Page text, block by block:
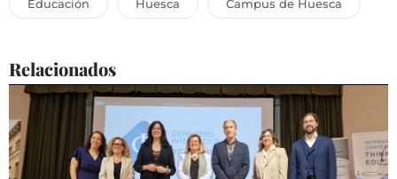
Educación Huesca Campus de Huesca
Relacionados